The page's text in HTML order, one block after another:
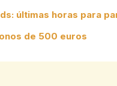
últimas horas para
de 500 euros